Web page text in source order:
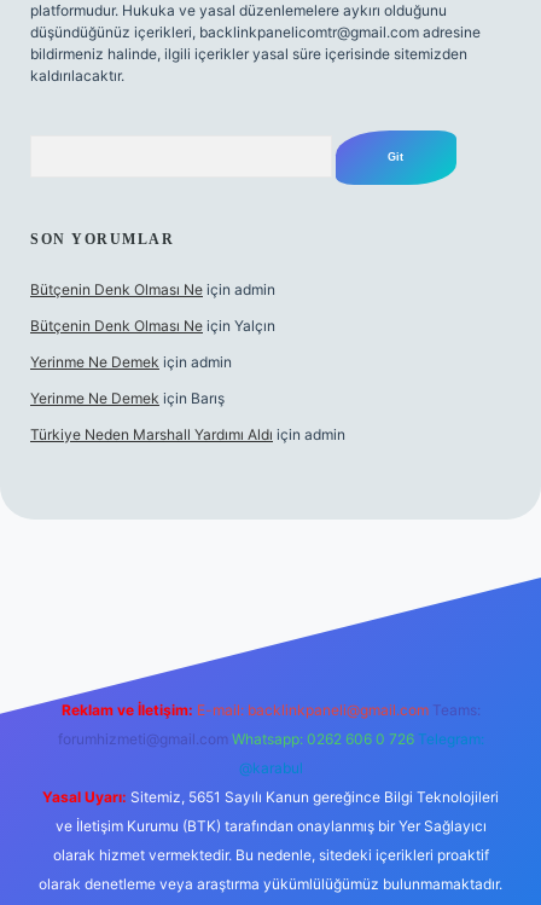
platformudur. Hukuka ve yasal düzenlemelere aykırı olduğunu
düşündüğünüz içerikleri, backlinkpanelicomtr@gmail.com adresine
bildirmeniz halinde, ilgili içerikler yasal süre içerisinde sitemizden
kaldırılacaktır.
SON YORUMLAR
Bütçenin Denk Olması Ne için admin
Bütçenin Denk Olması Ne için Yalçın
Yerinme Ne Demek için admin
Yerinme Ne Demek için Barış
Türkiye Neden Marshall Yardımı Aldı için admin
hiltonbet yeni giriş
Reklam ve İletişim: E-mail: backlinkpaneli@gmail.com Teams:
forumhizmeti@gmail.com Whatsapp: 0262 606 0 726 Telegram:
@karabul
Yasal Uyarı: Sitemiz, 5651 Sayılı Kanun gereğince Bilgi Teknolojileri
ve İletişim Kurumu (BTK) tarafından onaylanmış bir Yer Sağlayıcı
olarak hizmet vermektedir. Bu nedenle, sitedeki içerikleri proaktif
olarak denetleme veya araştırma yükümlülüğümüz bulunmamaktadır.